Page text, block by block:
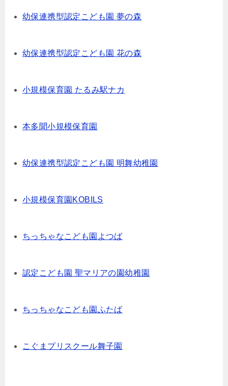
幼保連携型認定こども園 夢の森
幼保連携型認定こども園 花の森
小規模保育園 たるみ駅ナカ
本多聞小規模保育園
幼保連携型認定こども園 明舞幼稚園
小規模保育園KOBILS
ちっちゃなこども園よつば
認定こども園 聖マリアの園幼稚園
ちっちゃなこども園ふたば
こぐまプリスクール舞子園